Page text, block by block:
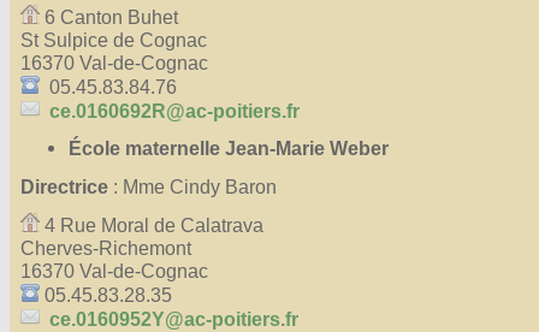
6 Canton Buhet
St Sulpice de Cognac
16370 Val-de-Cognac
05.45.83.84.76
ce.0160692R@ac-poitiers.fr
École maternelle Jean-Marie Weber
Directrice : Mme Cindy Baron
4 Rue Moral de Calatrava
Cherves-Richemont
16370 Val-de-Cognac
05.45.83.28.35
ce.0160952Y@ac-poitiers.fr